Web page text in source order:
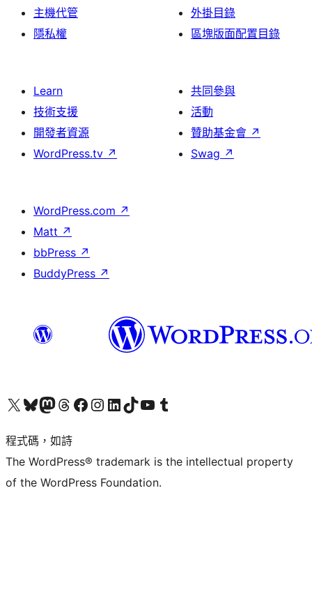
主機代管
隱私權
外掛目錄
區塊版面配置目錄
Learn
技術支援
開發者資源
WordPress.tv ↗
共同參與
活動
贊助基金會 ↗
Swag ↗
WordPress.com ↗
Matt ↗
bbPress ↗
BuddyPress ↗
查看我們的 X (之前的 Twitter) 帳號造訪我們的 Bluesky 帳號造訪我們的 Mastodon 帳號造訪我們的 Threads 帳號 造訪我們的 Facebook 粉絲專頁Visit our Instagram account
Visit our LinkedIn account
造訪我們的 TikTok 帳號Visit our YouTube channel
造訪我們的 Tumblr 帳號
程式碼，如詩
The WordPress® trademark is the intellectual property
of the WordPress Foundation.